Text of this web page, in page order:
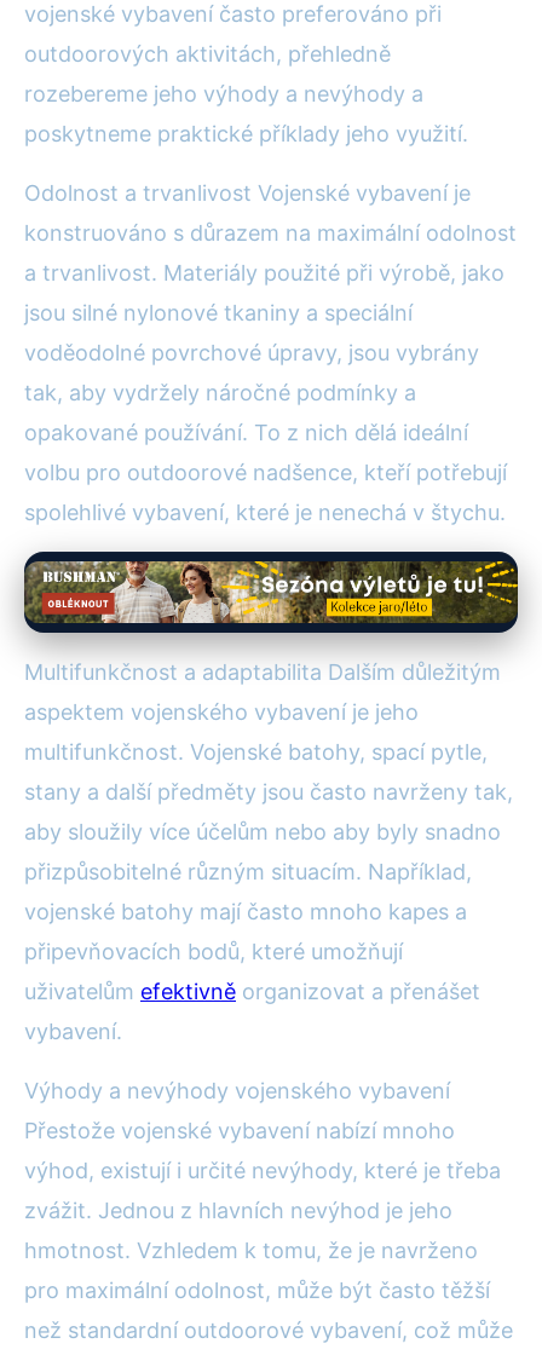
vojenské vybavení často preferováno při
outdoorových aktivitách, přehledně
rozebereme jeho výhody a nevýhody a
poskytneme praktické příklady jeho využití.
Odolnost a trvanlivost Vojenské vybavení je
konstruováno s důrazem na maximální odolnost
a trvanlivost. Materiály použité při výrobě, jako
jsou silné nylonové tkaniny a speciální
voděodolné povrchové úpravy, jsou vybrány
tak, aby vydržely náročné podmínky a
opakované používání. To z nich dělá ideální
volbu pro outdoorové nadšence, kteří potřebují
spolehlivé vybavení, které je nenechá v štychu.
Multifunkčnost a adaptabilita Dalším důležitým
aspektem vojenského vybavení je jeho
multifunkčnost. Vojenské batohy, spací pytle,
stany a další předměty jsou často navrženy tak,
aby sloužily více účelům nebo aby byly snadno
přizpůsobitelné různým situacím. Například,
vojenské batohy mají často mnoho kapes a
připevňovacích bodů, které umožňují
uživatelům efektivně organizovat a přenášet
vybavení.
Výhody a nevýhody vojenského vybavení
Přestože vojenské vybavení nabízí mnoho
výhod, existují i určité nevýhody, které je třeba
zvážit. Jednou z hlavních nevýhod je jeho
hmotnost. Vzhledem k tomu, že je navrženo
pro maximální odolnost, může být často těžší
než standardní outdoorové vybavení, což může